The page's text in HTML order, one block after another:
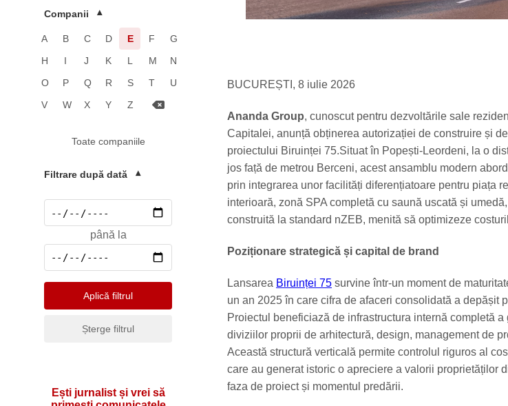
Imobiliare
Pharma & Sănătate
Social
Telecomunicatii
Companii ▾
A B C D E F
G
H
I J K L M
N
O
P Q R S T
U
V
W X Y Z
Toate companiile
Filtrare după dată ▾
până la
Aplică filtrul
Șterge filtrul
Ești jurnalist și vrei să
BUCUREȘTI, 8 iulie 2026
Ananda Group, cunoscut pentru dezvoltările sale
Capitalei, anunță obținerea autorizației de construire și
proiectului Biruinței 75.Situat în Popești-Leordeni, la o
jos față de metrou Berceni, acest ansamblu modern
prin integrarea unor facilități diferențiatoare pentru piața
interioară, zonă SPA completă cu saună uscată și
construită la standard nZEB, menită să optimizeze
Poziționare strategică și capital de brand
Lansarea Biruinței 75 survine într-un moment de
un an 2025 în care cifra de afaceri consolidată a depășit
Proiectul beneficiază de infrastructura internă completă
diviziilor proprii de arhitectură, design, management de
Această structură verticală permite controlul riguros al
care au generat istoric o apreciere a valorii proprietăților
faza de proiect și momentul predării.